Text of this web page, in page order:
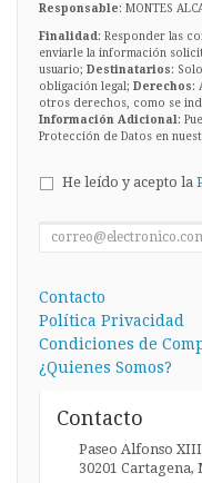
Responsable: MONTES
Finalidad : Responder las
enviarle la información
usuario; Destinatarios:
obligación legal; Derechos:
otros derechos, como se
Información Adicional :
Protección de Datos en
He leído y acepto la
Contacto
Política Privacidad
Condiciones de
¿Quienes Somos?
Contacto
Paseo Alfonso
30201 Cartagena,